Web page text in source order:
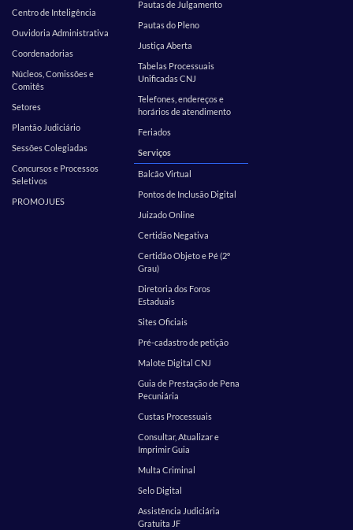
Centro de Inteligência
Ouvidoria Administrativa
Coordenadorias
Núcleos, Comissões e
Comitês
Setores
Plantão Judiciário
Sessões Colegiadas
Concursos e Processos
Seletivos
PROMOJUES
Pautas de Julgamento
Pautas do Pleno
Justiça Aberta
Tabelas Processuais
Unificadas CNJ
Telefones, endereços e
horários de atendimento
Feriados
Serviços
Balcão Virtual
Pontos de Inclusão Digital
Juizado Online
Certidão Negativa
Certidão Objeto e Pé (2º
Grau)
Diretoria dos Foros
Estaduais
Sites Oficiais
Pré-cadastro de petição
Malote Digital CNJ
Guia de Prestação de Pena
Pecuniária
Custas Processuais
Consultar, Atualizar e
Imprimir Guia
Multa Criminal
Selo Digital
Assistência Judiciária
Gratuita JF